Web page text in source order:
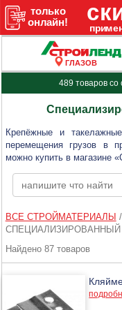
ГЛАЗОВ
489 товаров со
Крепёжные и
перемещения грузов в
можно купить в магазине
ВСЕ СТРОЙМАТЕРИАЛЫ /
Найдено 87 товаров